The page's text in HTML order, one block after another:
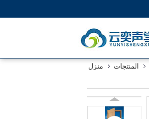
منزل المنتجات